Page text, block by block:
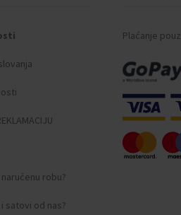
robu?
satovi od nas?
Plaćanje